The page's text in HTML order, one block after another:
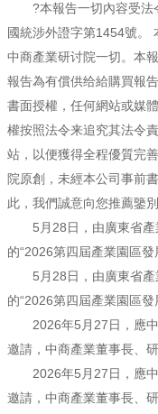
?本報告一切內容受法令
國統涉外證字第1454號。
中商產業研讨院一切。本
報告為有償供给給購買報
書面授權，任何網站或媒
權按照法令来追究其法令
站，以便獲得全程優質完
院原創，未經本公司事前
此，我們誠意向您推薦鑒
5月28日，由廣東省產
的“2026第四屆產業園區
5月28日，由廣東省產
的“2026第四屆產業園區
2026年5月27日，應中
邀請，中商產業董事長、
2026年5月27日，應中
邀請，中商產業董事長、